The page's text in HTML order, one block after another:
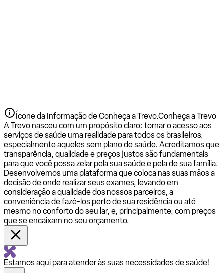
Ícone da Informação de Conheça a Trevo.Conheça a Trevo
A Trevo nasceu com um propósito claro: tornar o acesso aos
serviços de saúde uma realidade para todos os brasileiros,
especialmente aqueles sem plano de saúde. Acreditamos que
transparência, qualidade e preços justos são fundamentais
para que você possa zelar pela sua saúde e pela de sua família.
Desenvolvemos uma plataforma que coloca nas suas mãos a
decisão de onde realizar seus exames, levando em
consideração a qualidade dos nossos parceiros, a
conveniência de fazê-los perto de sua residência ou até
mesmo no conforto do seu lar, e, principalmente, com preços
que se encaixam no seu orçamento.
Estamos aqui para atender às suas necessidades de saúde!